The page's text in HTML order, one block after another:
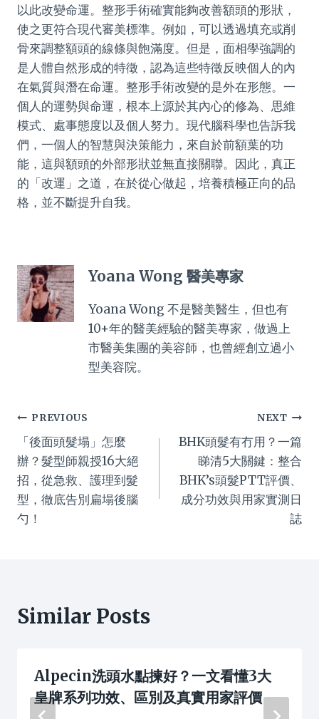
以此改變命運。整形手術確實能夠改善額頭的形狀，
使之更符合現代審美標準。例如，可以透過填充或削
骨來調整額頭的線條與飽滿度。但是，面相學強調的
是人體自然形成的特徵，認為這些特徵反映個人的內
在氣質與潛在命運。整形手術改變的是外在形態。一
個人的運勢與命運，根本上源於其內心的修為、思維
模式、處事態度以及個人努力。現代腦科學也告訴我
們，一個人的智慧與決策能力，來自於前額葉的功
能，這與額頭的外部形狀並無直接關聯。因此，真正
的「改運」之道，在於從心做起，培養積極正向的品
格，並不斷提升自我。
Yoana Wong 醫美專家
Yoana Wong 不是醫美醫生，但也有
10+年的醫美經驗的醫美專家，做過上
市醫美集團的美容師，也曾經創立過小
型美容院。
Post
navigation
PREVIOUS
「後面頭髮塌」怎麼
辦？髮型師親授16大絕
招，從急救、護理到髮
型，徹底告別扁塌後腦
勺！
NEXT
BHK頭髮有冇用？一篇
睇清5大關鍵：整合
BHK’s頭髮PTT評價、
成分功效與用家實測日
誌
Similar Posts
Alpecin洗頭水點揀好？一文看懂3大
皇牌系列功效、區別及真實用家評價